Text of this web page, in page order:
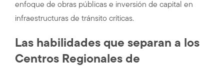
enfoque de obras públicas e inversión de capital en
infraestructuras de tránsito críticas.
Las habilidades que separan a los
Centros Regionales de